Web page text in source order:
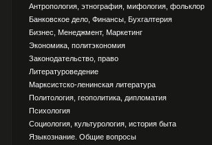
Антропология, этнография, мифология, фольклор
Банковское дело, Финансы, Бухгалтерия
Бизнес, Менеджмент, Маркетинг
Экономика, политэкономия
Законодательство, право
Литературоведение
Марксистско-ленинская литература
Политология, геополитика, дипломатия
Психология
Социология, культурология, история быта
Языкознание. Общие вопросы